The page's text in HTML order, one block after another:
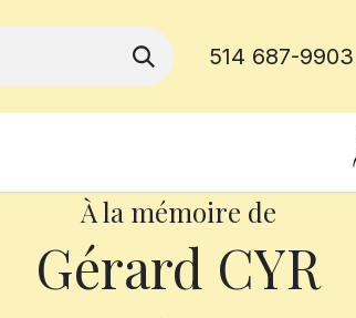
514 687-9903
À la mémoire de
Gérard CYR